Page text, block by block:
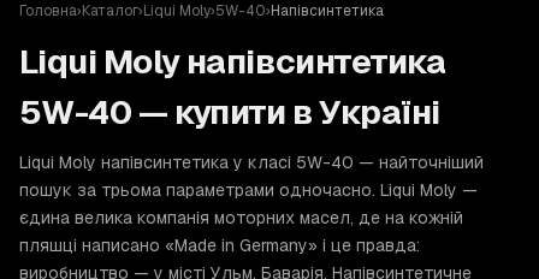
Головна›Каталог›Liqui Moly›5W-40›Напівсинтетика
Liqui Moly напівсинтетика
5W-40 — купити в Україні
Liqui Moly напівсинтетика у класі 5W-40 — найточніший
пошук за трьома параметрами одночасно. Liqui Moly —
єдина велика компанія моторних масел, де на кожній
пляшці написано «Made in Germany» і це правда:
виробництво — у місті Ульм, Баварія. Напівсинтетичне